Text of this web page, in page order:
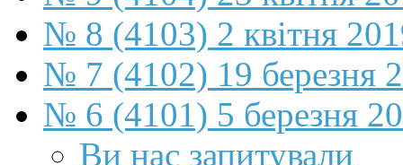
№ 8 (4103) 2 квітня
№ 7 (4102) 19 березня
№ 6 (4101) 5 березня
Ви нас запитували